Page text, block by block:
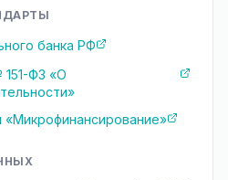
банка РФ
ФЗ «О